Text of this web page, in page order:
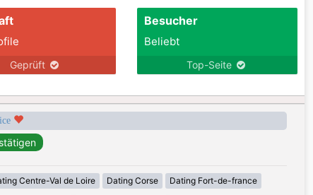
Geprüft
Besucher
Beliebt
Top-Seite
Centre-Val de Loire Dating Corse Dating Fort-de-france